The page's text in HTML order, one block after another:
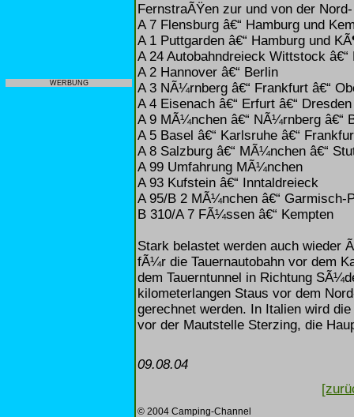
WERBUNG
FernstraÃŸen zur und von der
A 7 Flensburg â€“ Hamburg und
A 1 Puttgarden â€“ Hamburg und
A 24 Autobahndreieck Wittstock â€“
A 2 Hannover â€“ Berlin
A 3 NÃ¼rnberg â€“ Frankfurt â€“
A 4 Eisenach â€“ Erfurt â€“
A 9 MÃ¼nchen â€“ NÃ¼rnberg â€“
A 5 Basel â€“ Karlsruhe â€“
A 8 Salzburg â€“ MÃ¼nchen â€“
A 99 Umfahrung MÃ¼nchen
A 93 Kufstein â€“ Inntaldreieck
A 95/B 2 MÃ¼nchen â€“ Garmisch-
B 310/A 7 FÃ¼ssen â€“ Kempten
Stark belastet werden auch wieder
fÃ¼r die Tauernautobahn vor dem
dem Tauerntunnel in Richtung
kilometerlangen Staus vor dem
gerechnet werden. In Italien wird
vor der Mautstelle Sterzing, die
09.08.04
© 2004 Camping-Channel